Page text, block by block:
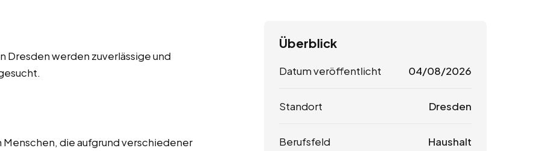
Dresden werden zuverlässige und
die aufgrund verschiedener
Überblick
Datum veröffentlicht 04/08/2026
Standort Dresden
Berufsfeld Haushalt